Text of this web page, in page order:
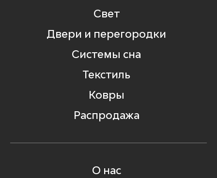
Свет
Двери и перегородки
Системы сна
Текстиль
Ковры
Распродажа
О нас